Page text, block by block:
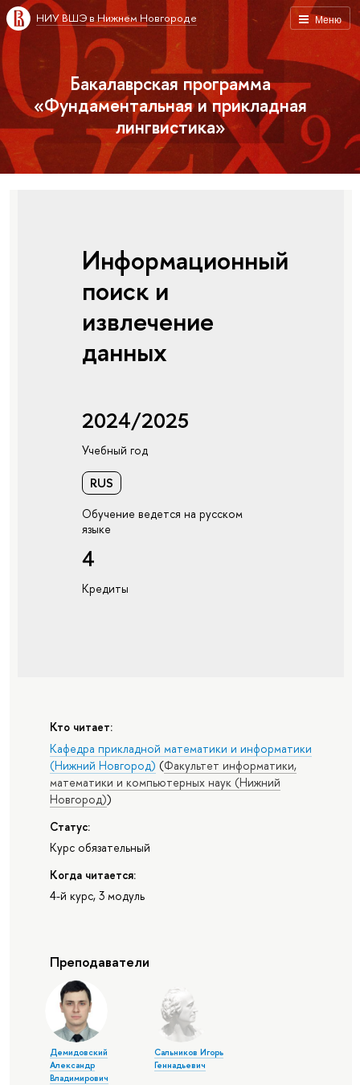
Меню
НИУ ВШЭ в Нижнем Новгороде
Бакалаврская программа
«Фундаментальная и прикладная
лингвистика»
Информационный
поиск и
извлечение
данных
2024/2025
Учебный год
RUS
Обучение ведется на русском
языке
4
Кредиты
Кто читает:
Кафедра прикладной математики и информатики
(Нижний Новгород) (Факультет информатики,
математики и компьютерных наук (Нижний
Новгород))
Статус:
Курс обязательный
Когда читается:
4-й курс, 3 модуль
Преподаватели
Демидовский
Александр
Владимирович
Сальников Игорь
Геннадьевич